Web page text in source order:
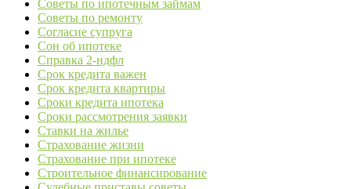
Советы по ипотечным займам
Советы по ремонту
Согласие супруга
Сон об ипотеке
Справка 2-ндфл
Срок кредита важен
Срок кредита квартиры
Сроки кредита ипотека
Сроки рассмотрения заявки
Ставки на жилье
Страхование жизни
Страхование при ипотеке
Строительное финансирование